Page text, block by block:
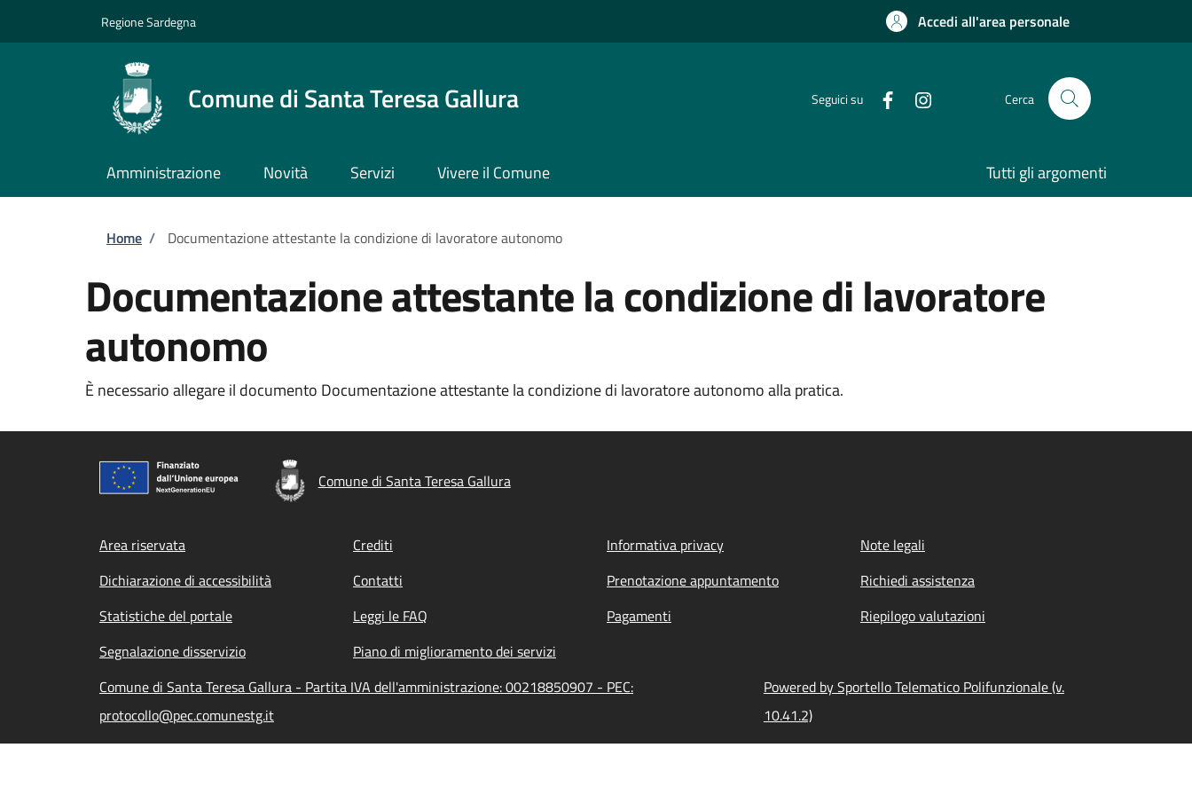
Regione Sardegna Accedi all'area personale
Comune di Santa Teresa Gallura Seguici su Cerca
Amministrazione Novità Servizi Vivere il Comune Tutti gli argomenti
Briciole di pane
Home / Documentazione attestante la condizione di lavoratore autonomo
Documentazione attestante la condizione di lavoratore
autonomo
È necessario allegare il documento Documentazione attestante la condizione di lavoratore autonomo alla pratica.
Comune di Santa Teresa Gallura
Footer menu
Area riservata Crediti Informativa privacy
Note legali
Dichiarazione di accessibilità
Contatti Prenotazione appuntamento
Richiedi assistenza
Statistiche del portale
Leggi le FAQ Pagamenti
Riepilogo valutazioni
Segnalazione disservizio
Piano di miglioramento dei servizi
Comune di Santa Teresa Gallura - Partita IVA dell'amministrazione: 00218850907 - PEC:
protocollo@pec.comunestg.it
Powered by Sportello Telematico Polifunzionale (v.
10.41.2)